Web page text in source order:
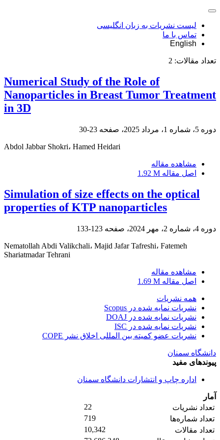
لیست نشریات به زبان انگلیسی
تماس با ما
English
تعداد مقالات: 2
Numerical Study of the Role of
Nanoparticles in Breast Tumor Treatment
in 3D
دوره 5، شماره 1، مرداد 2025، صفحه 23-30
Abdol Jabbar Shokri، Hamed Heidari
مشاهده مقاله
اصل مقاله 1.92 M
Simulation of size effects on the optical
properties of KTP nanoparticles
دوره 4، شماره 2، مهر 2024، صفحه 123-133
Nematollah Abdi Valikchali، Majid Jafar Tafreshi، Fatemeh
Shariatmadar Tehrani
مشاهده مقاله
اصل مقاله 1.69 M
همه نشریات
نشریات نمایه شده در Scopus
نشریات نمایه شده در DOAJ
نشریات نمایه شده در ISC
نشریات عضو کمیته بین المللی اخلاق نشر COPE
دانشگاه سمنان
پیوندهای مفید
اداره چاپ و انتشارات دانشگاه سمنان
آمار
تعداد نشریات
22
تعداد شماره‌ها
719
تعداد مقالات
10,342